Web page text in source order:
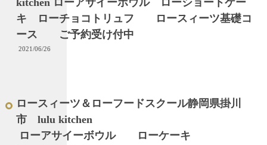
kitchen ローアサイーボウル ローショートケー
キ ローチョコトリュフ ロースィーツ基礎コ
ース ご予約受け付中
2021/06/26
ロースィーツ＆ローフードスクール静岡県掛川
市 lulu kitchen
ローアサイーボウル ローケーキ